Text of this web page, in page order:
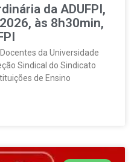
da ADUFPI,
às 8h30min,
da Universidade
Sindical do Sindicato
de Ensino